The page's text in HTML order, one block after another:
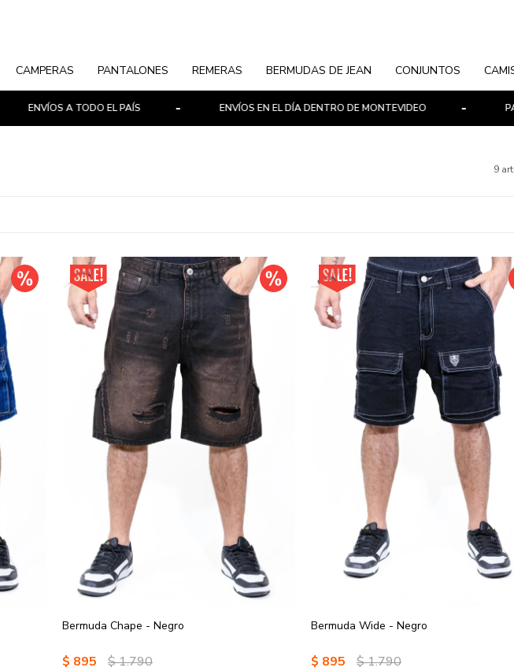
CAMPERAS PANTALONES REMERAS BERMUDAS DE JEAN CONJUNTOS
ENVÍOS A TODO EL PAÍS ENVÍOS EN EL DÍA DENTRO DE MONTEVIDEO PAGOS
9
Bermuda Chape - Negro
$ 895 $1.790
Bermuda Wide - Negro
$ 895 $1.790